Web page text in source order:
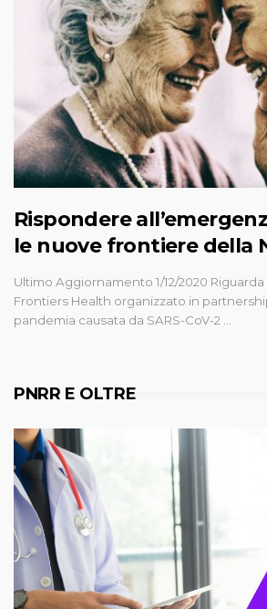
Rispondere
le nuove frontiere della
Ultimo Aggiornamento 1/12/2020
Frontiers Health organizzato in
pandemia causata da SARS-CoV-2 …
PNRR E OLTRE